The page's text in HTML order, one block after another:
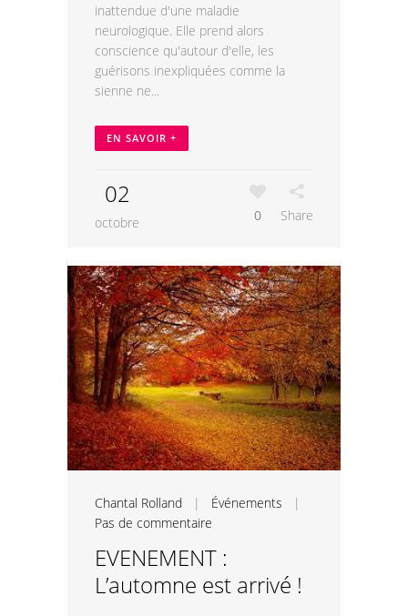
inattendue d'une maladie
neurologique. Elle prend alors
conscience qu'autour d'elle, les
guérisons inexpliquées comme la
sienne ne...
EN SAVOIR +
02
octobre 0 Share
Chantal Rolland | Événements |
Pas de commentaire
EVENEMENT :
L’automne est arrivé !